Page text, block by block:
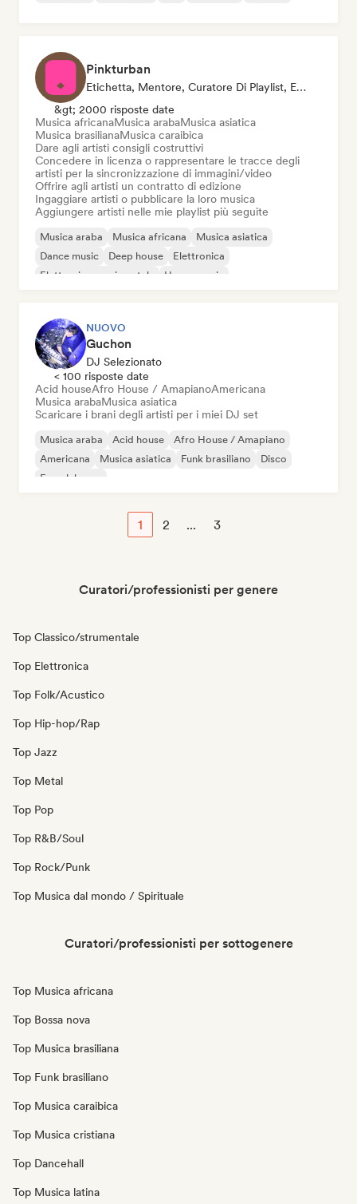
Pinkturban
Etichetta, Mentore, Curatore Di Playlist, Editore, Sync Supervisor
&gt; 2000 risposte date
Musica africanaMusica arabaMusica asiatica
Musica brasilianaMusica caraibica
Dare agli artisti consigli costruttivi
Concedere in licenza o rappresentare le tracce degli
artisti per la sincronizzazione di immagini/video
Offrire agli artisti un contratto di edizione
Ingaggiare artisti o pubblicare la loro musica
Aggiungere artisti nelle mie playlist più seguite
Musica araba Musica africana
Musica asiatica
Dance music
Deep house
Elettronica
Elettronica sperimentale
House music
NUOVO
Guchon
DJ Selezionato
< 100 risposte date
Acid houseAfro House / AmapianoAmericana
Musica arabaMusica asiatica
Scaricare i brani degli artisti per i miei DJ set
Musica araba Acid house
Afro House / Amapiano
Americana
Musica asiatica Funk brasiliano
Disco
French house
1 2 ... 3
Curatori/professionisti per genere
Top Classico/strumentale
Top Elettronica
Top Folk/Acustico
Top Hip-hop/Rap
Top Jazz
Top Metal
Top Pop
Top R&B/Soul
Top Rock/Punk
Top Musica dal mondo / Spirituale
Curatori/professionisti per sottogenere
Top Musica africana
Top Bossa nova
Top Musica brasiliana
Top Funk brasiliano
Top Musica caraibica
Top Musica cristiana
Top Dancehall
Top Musica latina